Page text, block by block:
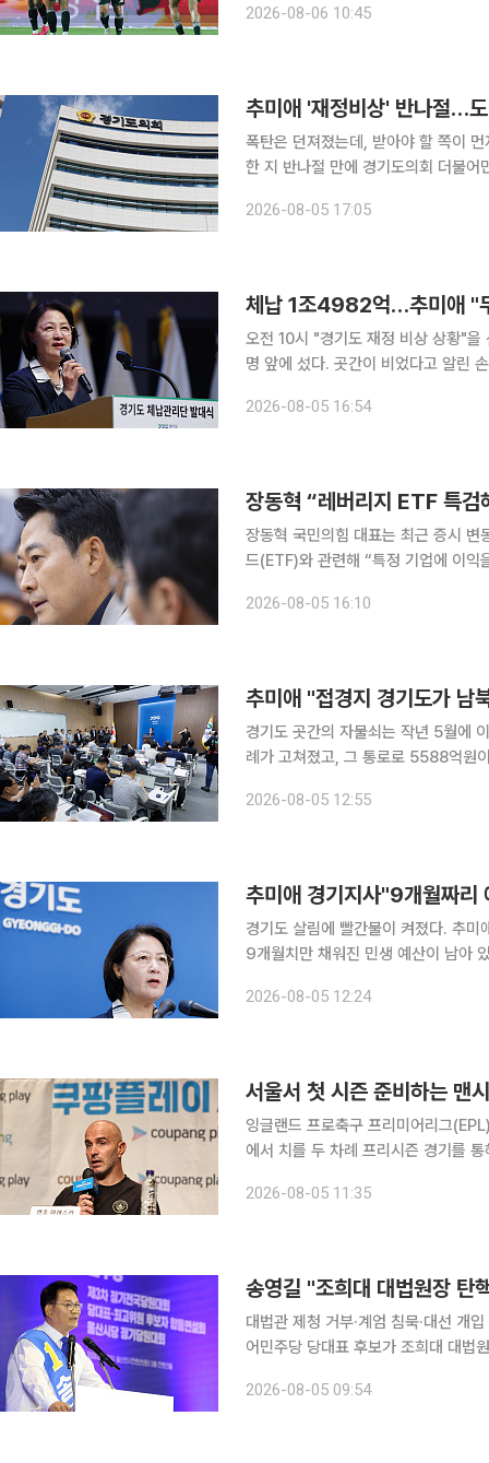
기에서 맨시티에 1-3으로 패한 뒤 기
2026-08-06 10:45
추미애 '재정비상' 반나절…
폭탄은 던져졌는데, 받아야 할 쪽이
한 지 반나절 만에 경기도의회 더불어
하면 도의회 양당은 이날 각각 입장
2026-08-05 17:05
체납 1조4982억…추미애 "
오전 10시 "경기도 재정 비상 상황"
명 앞에 섰다. 곳간이 비었다고 알린
는 이날 경기도청 다산홀에서 추 지사
2026-08-05 16:54
장동혁 “레버리지 ETF 특검
장동혁 국민의힘 대표는 최근 증시 변
드(ETF)와 관련해 “특정 기업에 이익
을 통해서 실체를 밝혀야 한다”며 이
2026-08-05 16:10
추미애 "접경지 경기도가 남
경기도 곳간의 자물쇠는 작년 5월에
례가 고쳐졌고, 그 통로로 5588억원
기도청 브리핑룸 기자회견에서 "접경
2026-08-05 12:55
경기도 살림에 빨간불이 켜졌다. 추
9개월치만 채워진 민생 예산이 남아
서 "2026년 8월 5일 이 시간부로 '경
2026-08-05 12:24
서울서 첫 시즌 준비하는 맨
잉글랜드 프로축구 프리미어리그
에서 치를 두 차례 프리시즌 경기를
2026-08-05 11:35
송영길 "조희대 대법원장 탄
대법관 제청 거부·계엄 침묵·대선 개입 지
어민주당 당대표 후보가 조희대 대법원장
탄핵을 추진하겠다”고 말했다. 그러
2026-08-05 09:54